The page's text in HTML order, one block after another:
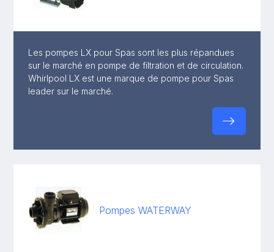
Les pompes LX pour Spas sont les plus répandues
sur le marché en pompe de filtration et de circulation.
Whirlpool LX est une marque de pompe pour Spas
leader sur le marché.
Pompes WATERWAY